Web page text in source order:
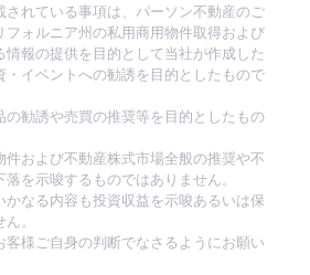
されている事項は、パーソン不動産のご
フォルニア州の私用商用物件取得および
報の提供を目的として当社が作成した
・イベントへの勧誘を目的としたもので
の勧誘や売買の推奨等を目的としたもの
件および不動産株式市場全般の推奨や不
を示唆するものではありません。
かなる内容も投資収益を示唆あるいは保
。
客様ご自身の判断でなさるようにお願い